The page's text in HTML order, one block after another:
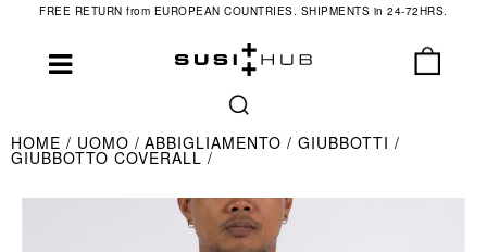
FREE RETURN from EUROPEAN COUNTRIES. SHIPMENTS in 24-72HRS.
HOME UOMO ABBIGLIAMENTO GIUBBOTTI
GIUBBOTTO COVERALL